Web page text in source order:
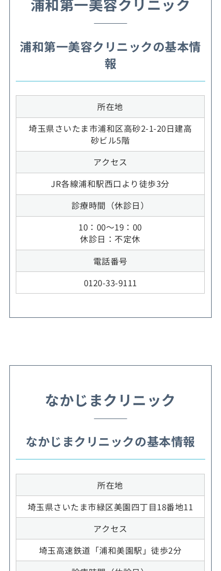
浦和第一美容クリニック
浦和第一美容クリニックの基本情
報
所在地
埼玉県さいたま市浦和区高砂2-1-20日建高
砂ビル5階
アクセス
JR各線浦和駅西口より徒歩3分
診療時間（休診日）
10：00～19：00
休診日：不定休
電話番号
0120-33-9111
なかじまクリニック
なかじまクリニックの基本情報
所在地
埼玉県さいたま市緑区美園四丁目18番地11
アクセス
埼玉高速鉄道「浦和美園駅」徒歩2分